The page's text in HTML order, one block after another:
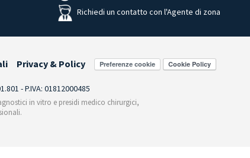
Richiedi un contatto con l'Agente di zona
Privacy & Policy Preferenze cookie
- P.IVA: 01812000485
in vitro e presidi medico chirurgici,